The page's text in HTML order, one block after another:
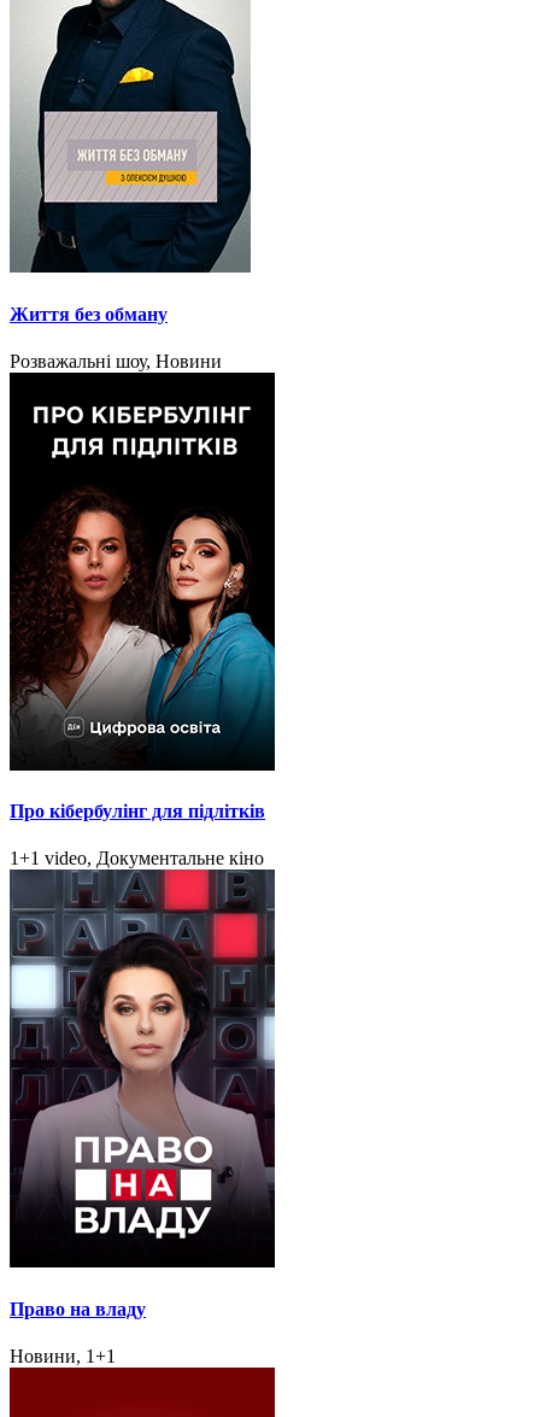
Життя без обману
Розважальні шоу, Новини
Про кібербулінг для підлітків
1+1 video, Документальне кіно
Право на владу
Новини, 1+1